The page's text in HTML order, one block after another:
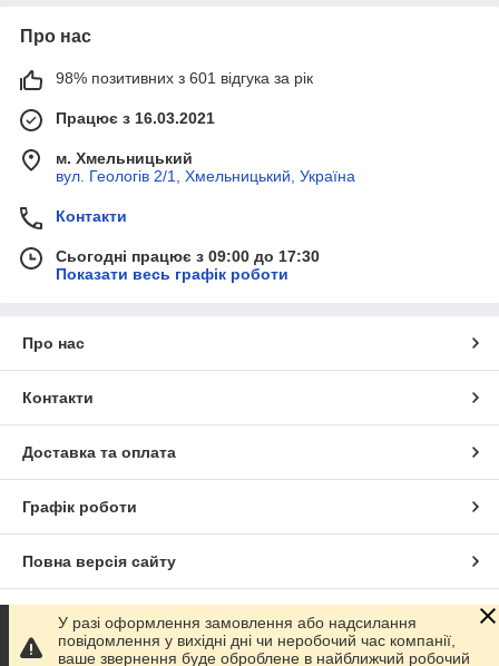
Про нас
98% позитивних з 601 відгука за рік
Працює з 16.03.2021
м. Хмельницький
вул. Геологів 2/1, Хмельницький, Україна
Контакти
Сьогодні працює з 09:00 до 17:30
Показати весь графік роботи
Про нас
Контакти
Доставка та оплата
Графік роботи
Повна версія сайту
Сайт створено на маркетплейсі Prom.ua
У разі оформлення замовлення або надсилання
повідомлення у вихідні дні чи неробочий час компанії,
ваше звернення буде оброблене в найближчий робочий